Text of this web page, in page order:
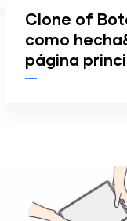
Clone of
como
página